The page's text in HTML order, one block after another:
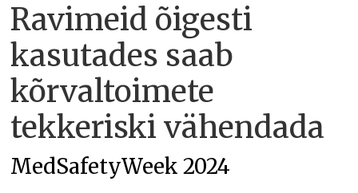
Ravimeid õigesti
kasutades saab
kõrvaltoimete
tekkeriski vähendada
MedSafetyWeek 2024